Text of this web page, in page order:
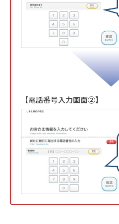
【電話番号入力画面②】